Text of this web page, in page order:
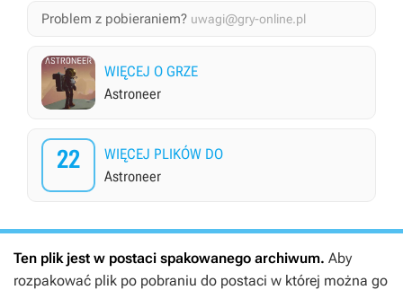
Problem z pobieraniem? uwagi@gry-online.pl
WIĘCEJ O GRZE
Astroneer
22
WIĘCEJ PLIKÓW DO
Astroneer
Ten plik jest w postaci spakowanego archiwum. Aby
rozpakować plik po pobraniu do postaci w której można go